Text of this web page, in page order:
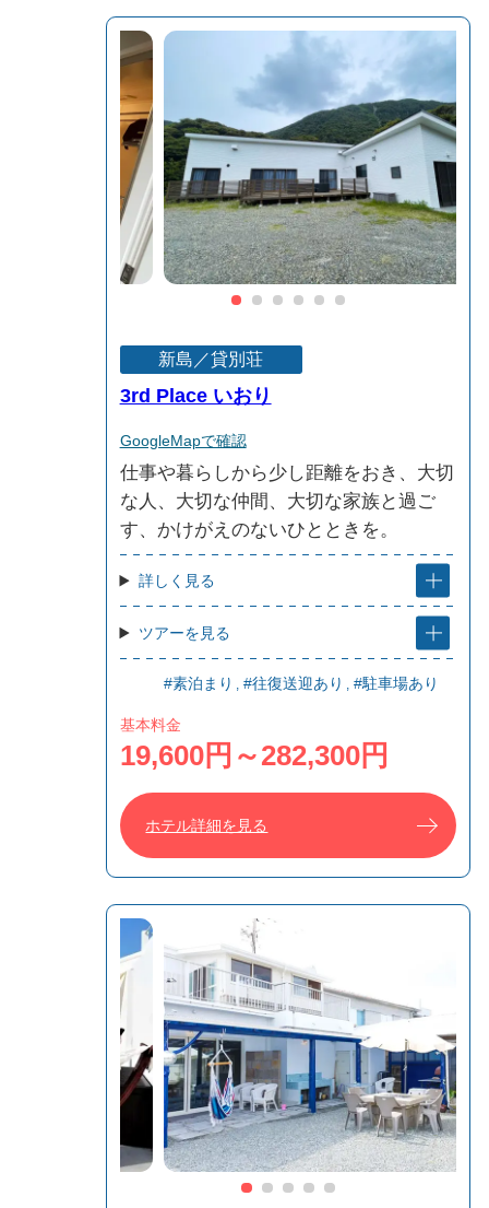
新島／貸別荘
3rd Place いおり
GoogleMapで確認
仕事や暮らしから少し距離をおき、大切
な人、大切な仲間、大切な家族と過ご
す、かけがえのないひとときを。
詳しく見る
ツアーを見る
#素泊まり #往復送迎あり #駐車場あり
基本料金
19,600円～282,300円
ホテル詳細を見る